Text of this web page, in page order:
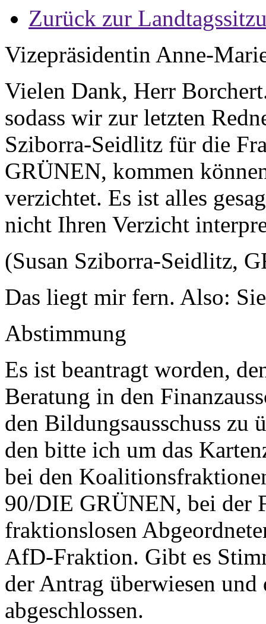
Zurück zur
Vizepräsidentin Anne-
Vielen Dank, Herr
sodass wir zur letzten
Sziborra-Seidlitz für die
GRÜNEN, kommen
verzichtet. Es ist alles
nicht Ihren Verzicht
(Susan Sziborra-Seidlitz,
Das liegt mir fern. Also:
Abstimmung
Es ist beantragt worden,
Beratung in den
den Bildungsausschuss zu
den bitte ich um das
bei den
90/DIE GRÜNEN, bei der
fraktionslosen
AfD-Fraktion. Gibt es
der Antrag überwiesen
abgeschlossen.